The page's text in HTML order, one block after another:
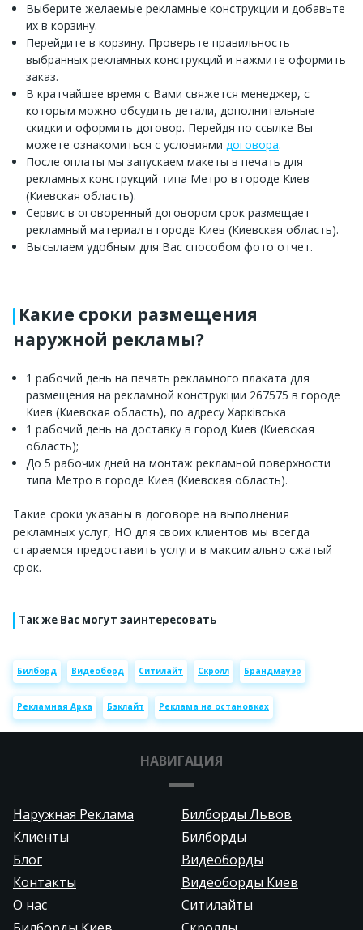
Выберите желаемые рекламные конструкции и добавьте
их в корзину.
Перейдите в корзину. Проверьте правильность
выбранных рекламных конструкций и нажмите оформить
заказ.
В кратчайшее время с Вами свяжется менеджер, с
которым можно обсудить детали, дополнительные
скидки и оформить договор. Перейдя по ссылке Вы
можете ознакомиться с условиями договора.
После оплаты мы запускаем макеты в печать для
рекламных конструкций типа Метро в городе Киев
(Киевская область).
Сервис в оговоренный договором срок размещает
рекламный материал в городе Киев (Киевская область).
Высылаем удобным для Вас способом фото отчет.
Какие сроки размещения
наружной рекламы?
1 рабочий день на печать рекламного плаката для
размещения на рекламной конструкции 267575 в городе
Киев (Киевская область), по адресу Харківська
1 рабочий день на доставку в город Киев (Киевская
область);
До 5 рабочих дней на монтаж рекламной поверхности
типа Метро в городе Киев (Киевская область).
Такие сроки указаны в договоре на выполнения
рекламных услуг, НО для своих клиентов мы всегда
стараемся предоставить услуги в максимально сжатый
срок.
Так же Вас могут заинтересовать
Билборд Видеоборд Ситилайт Скролл Брандмауэр
Рекламная Арка Бэклайт Реклама на остановках
НАВИГАЦИЯ
Наружная Реклама
Билборды Львов
Клиенты
Билборды
Блог
Видеоборды
Контакты
Видеоборды Киев
О нас
Ситилайты